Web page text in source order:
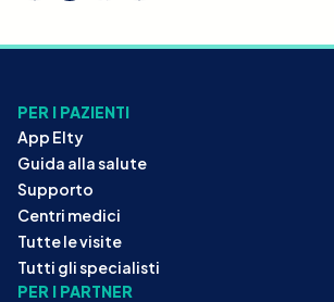
PER I PAZIENTI
App Elty
Guida alla salute
Supporto
Centri medici
Tutte le visite
Tutti gli specialisti
PER I PARTNER